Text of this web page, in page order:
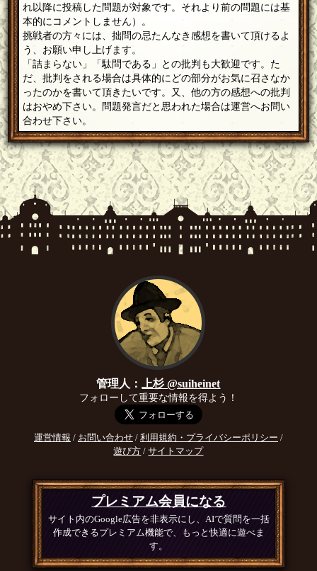
れ以降に投稿した問題が対象です。それより前の問題には基
本的にコメントしません）。
挑戦者の方々には、拙問の忌たんなき感想を書いて頂けるよ
う、お願い申し上げます。
「詰まらない」「駄問である」との批判も大歓迎です。た
だ、批判をされる場合は具体的にどの部分がお気に召さなか
ったのかを書いて頂きたいです。又、他の方の感想への批判
はおやめ下さい。問題発言だと思われた場合は運営へお問い
合わせ下さい。
管理人：上杉 @suiheinet
フォローして重要な情報を得よう！
運営情報 / お問い合わせ/ 利用規約・プライバシーポリシー /
遊び方 /サイトマップ
プレミアム会員になる
サイト内のGoogle広告を非表示にし、AIで質問を一括
作成できるプレミアム機能で、もっと快適に遊べま
す。